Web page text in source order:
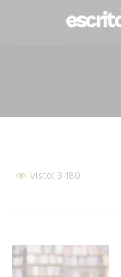
Visto: 3480